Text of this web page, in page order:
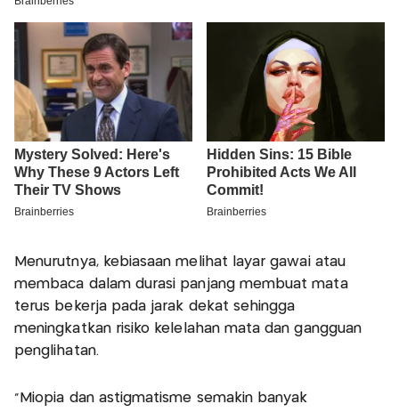
Menurutnya, kebiasaan melihat layar gawai atau
membaca dalam durasi panjang membuat mata
terus bekerja pada jarak dekat sehingga
meningkatkan risiko kelelahan mata dan gangguan
penglihatan.
“Miopia dan astigmatisme semakin banyak